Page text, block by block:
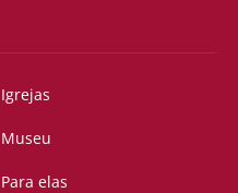
Igrejas
Museu
Para elas